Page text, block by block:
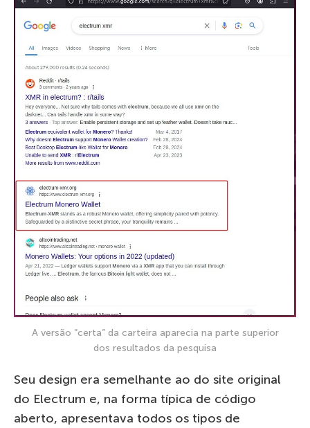
A versão “certa” da carteira aparecia na parte superior
dos resultados da pesquisa
Seu design era semelhante ao do site original
do Electrum e, na forma típica de código
aberto, apresentava todos os tipos de